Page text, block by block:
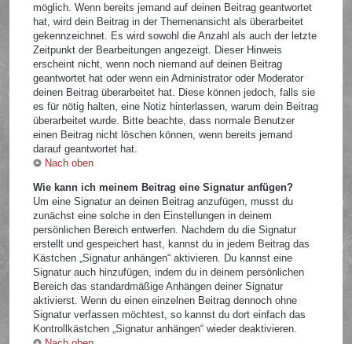
möglich. Wenn bereits jemand auf deinen Beitrag geantwortet
hat, wird dein Beitrag in der Themenansicht als überarbeitet
gekennzeichnet. Es wird sowohl die Anzahl als auch der letzte
Zeitpunkt der Bearbeitungen angezeigt. Dieser Hinweis
erscheint nicht, wenn noch niemand auf deinen Beitrag
geantwortet hat oder wenn ein Administrator oder Moderator
deinen Beitrag überarbeitet hat. Diese können jedoch, falls sie
es für nötig halten, eine Notiz hinterlassen, warum dein Beitrag
überarbeitet wurde. Bitte beachte, dass normale Benutzer
einen Beitrag nicht löschen können, wenn bereits jemand
darauf geantwortet hat.
Nach oben
Wie kann ich meinem Beitrag eine Signatur anfügen?
Um eine Signatur an deinen Beitrag anzufügen, musst du
zunächst eine solche in den Einstellungen in deinem
persönlichen Bereich entwerfen. Nachdem du die Signatur
erstellt und gespeichert hast, kannst du in jedem Beitrag das
Kästchen „Signatur anhängen“ aktivieren. Du kannst eine
Signatur auch hinzufügen, indem du in deinem persönlichen
Bereich das standardmäßige Anhängen deiner Signatur
aktivierst. Wenn du einen einzelnen Beitrag dennoch ohne
Signatur verfassen möchtest, so kannst du dort einfach das
Kontrollkästchen „Signatur anhängen“ wieder deaktivieren.